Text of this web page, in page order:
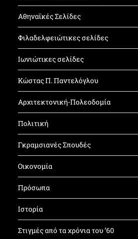
Αθηναϊκές Σελίδες
Φιλαδελφειώτικες σελίδες
Ιωνιώτικες σελίδες
Κώστας Π. Παντελόγλου
Αρχιτεκτονική-Πολεοδομία
Πολιτική
Γκραμσιανές Σπουδές
Οικονομία
Πρόσωπα
Ιστορία
Στιγμές από τα χρόνια του ’60